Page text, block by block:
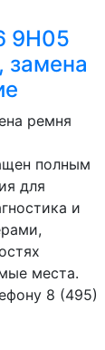
9H05
ремня
полным
для
и
места.
8 (495)